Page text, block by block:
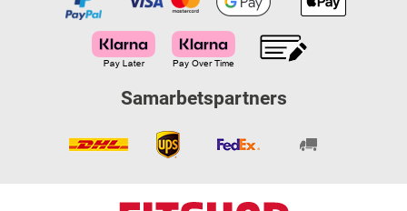
Samarbetspartners